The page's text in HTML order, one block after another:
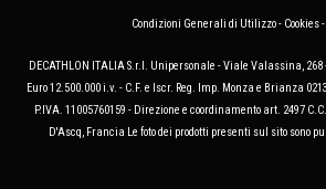
Condizioni Generali di Utilizzo- Cookies-
DECATHLON ITALIA S.r.l. Unipersonale - Viale Valassina, 268
Euro 12.500.000 i.v. - C.F. e Iscr. Reg. Imp. Monza e Brianza
P.IVA. 11005760159 - Direzione e coordinamento art. 2497
D'Ascq, Francia Le foto dei prodotti presenti sul sito sono